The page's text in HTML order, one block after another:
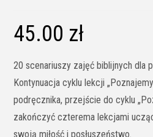
45.00 zł
20 scenariuszy zajęć biblijnych dla
Kontynuacja cyklu lekcji
podręcznika, przejście do cyklu
zakończyć czterema lekcjami
swoją miłość i posłuszeństwo.